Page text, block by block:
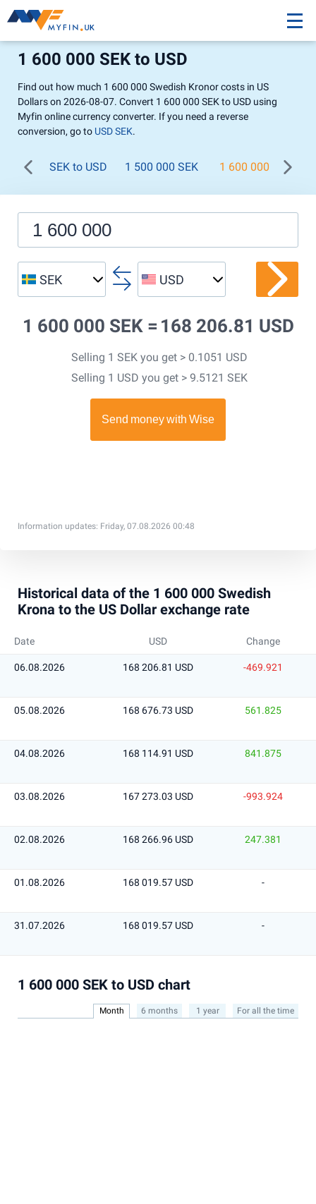
1 600 000 SEK to USD
Find out how much 1 600 000 Swedish Kronor costs in US
Dollars on 2026-08-07. Convert 1 600 000 SEK to USD using
Myfin online currency converter. If you need a reverse
conversion, go to USD SEK.
SEK to USD 1 500 000 SEK 1 600 000 SEK
SEK USD
1 600 000 SEK = 168 206.81 USD
Selling 1 SEK you get > 0.1051 USD
Selling 1 USD you get > 9.5121 SEK
Information updates: Friday, 07.08.2026 00:48
Historical data of the 1 600 000 Swedish
Krona to the US Dollar exchange rate
Date USD Change
06.08.2026 168 206.81 USD -469.921
05.08.2026 168 676.73 USD 561.825
04.08.2026 168 114.91 USD 841.875
03.08.2026 167 273.03 USD -993.924
02.08.2026 168 266.96 USD 247.381
01.08.2026 168 019.57 USD -
31.07.2026 168 019.57 USD -
1 600 000 SEK to USD chart
Month 6 months 1 year For all the time